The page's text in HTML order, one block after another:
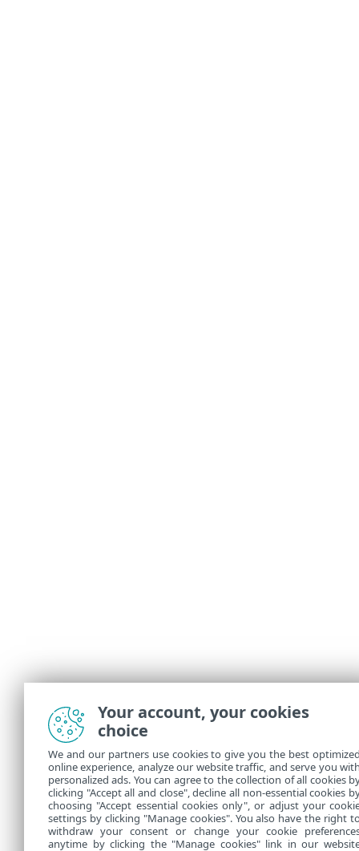
Your account, your cookies
choice
We and our partners use cookies to give you the best
online experience, analyze our website traffic, and serve you
personalized ads. You can agree to the collection of all cookies
clicking "Accept all and close", decline all non-essential cookies
choosing "Accept essential cookies only", or adjust your
settings by clicking "Manage cookies". You also have the right
withdraw your consent or change your cookie
anytime by clicking the "Manage cookies" link in our